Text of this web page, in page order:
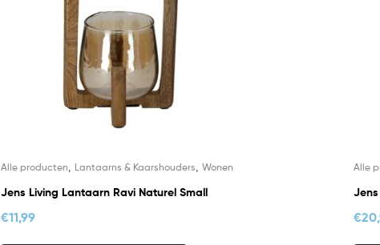
Alle producten Lantaarns & Kaarshouders Wonen
Jens Living Lantaarn Ravi Naturel Small
€11,99
Alle
€